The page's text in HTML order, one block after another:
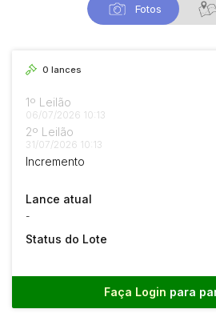
Fotos
0 lances
1º Leilão
06/07/2026 10:13
2º Leilão
31/07/2026 10:13
Incremento
Lance atual
-
Status do Lote
Faça Login para